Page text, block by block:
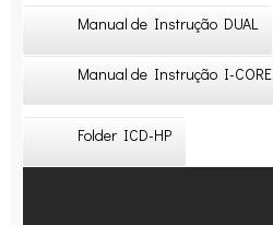
Manual de Instrução DUAL
Manual de Instrução I-CORE
Folder ICD-HP